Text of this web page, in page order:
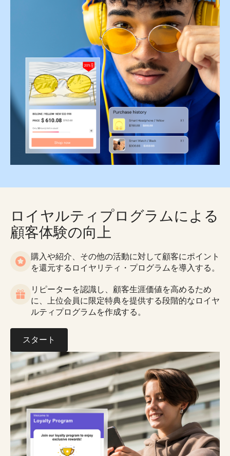
ロイヤルティプログラムによる
顧客体験の向上
購入や紹介、その他の活動に対して顧客にポイント
を還元するロイヤリティ・プログラムを導入する。
リピーターを認識し、顧客生涯価値を高めるため
に、上位会員に限定特典を提供する段階的なロイヤ
ルティプログラムを作成する。
スタート